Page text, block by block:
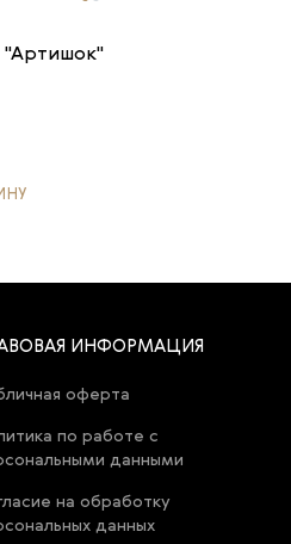
"Артишок"
ИНФОРМАЦИЯ
оферта
по работе с
данными
на обработку
данных